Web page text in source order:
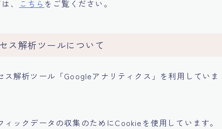
、
こちら をご覧ください。
ス解析ツールについて
解析ツール「Googleアナリティクス」を利用していま
ックデータの収集のためにCookieを使用しています。